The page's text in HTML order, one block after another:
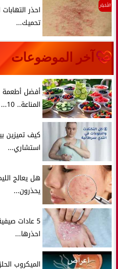
الأخبار
تحميك...
آخر الموضوعات
أفضل أطعمة
المناعة.. 10...
كيف تميزين
استشاري...
هل يعالج
يحذرون...
5 عادات
احذرها...
الميكروب